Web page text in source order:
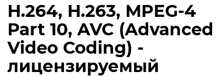
H.264, H.263, MPEG-4
Part 10, AVC (Advanced
Video Coding) -
лицензируемый